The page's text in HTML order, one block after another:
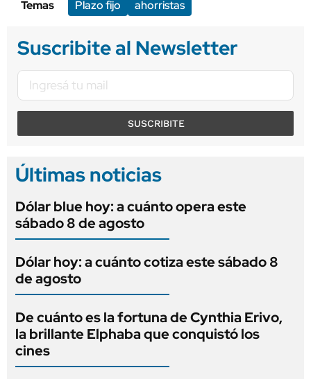
Temas
Plazo fijo ahorristas
Suscribite al Newsletter
SUSCRIBITE
Últimas noticias
Dólar blue hoy: a cuánto opera este
sábado 8 de agosto
Dólar hoy: a cuánto cotiza este sábado 8
de agosto
De cuánto es la fortuna de Cynthia Erivo,
la brillante Elphaba que conquistó los
cines